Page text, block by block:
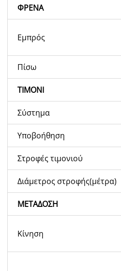
ΦΡΕΝΑ
Εμπρός
Πίσω
ΤΙΜΟΝΙ
Σύστημα
Υποβοήθηση
Στροφές τιμονιού
Διάμετρος στροφής(μέτρα)
ΜΕΤΑΔΟΣΗ
Κίνηση